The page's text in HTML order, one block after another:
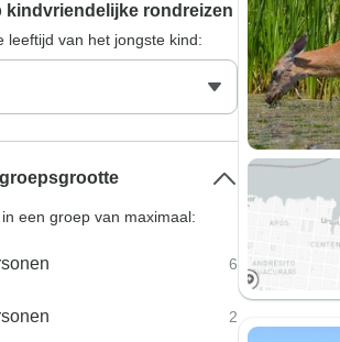
kindvriendelijke rondreizen
leeftijd van het jongste kind:
een groep van maximaal:
6
2